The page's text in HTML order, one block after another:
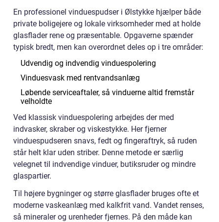
En professionel vinduespudser i Ølstykke hjælper både
private boligejere og lokale virksomheder med at holde
glasflader rene og præsentable. Opgaverne spænder
typisk bredt, men kan overordnet deles op i tre områder:
Udvendig og indvendig vinduespolering
Vinduesvask med rentvandsanlæg
Løbende serviceaftaler, så vinduerne altid fremstår
velholdte
Ved klassisk vinduespolering arbejdes der med
indvasker, skraber og viskestykke. Her fjerner
vinduespudseren snavs, fedt og fingeraftryk, så ruden
står helt klar uden striber. Denne metode er særlig
velegnet til indvendige vinduer, butiksruder og mindre
glaspartier.
Til højere bygninger og større glasflader bruges ofte et
moderne vaskeanlæg med kalkfrit vand. Vandet renses,
så mineraler og urenheder fjernes. På den måde kan